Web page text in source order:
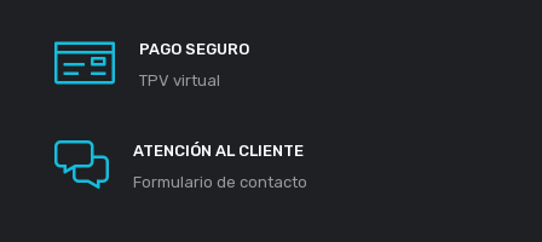
PAGO SEGURO
TPV virtual
ATENCIÓN AL CLIENTE
Formulario de contacto